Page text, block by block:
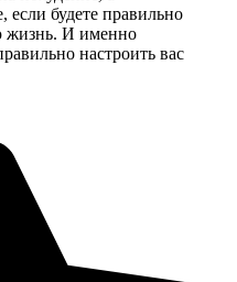
если будете правильно
жизнь. И именно
настроить вас